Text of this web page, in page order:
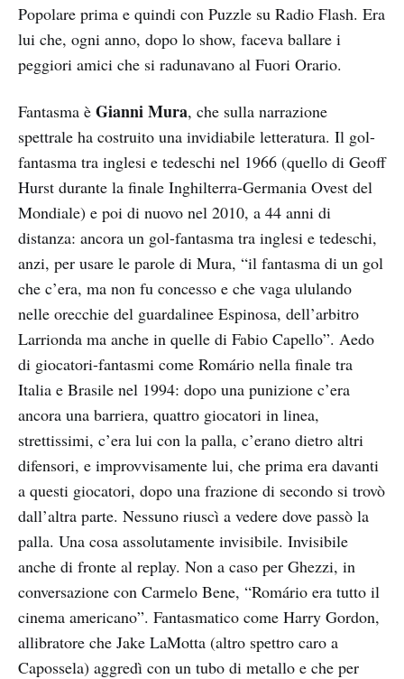
Popolare prima e quindi con Puzzle su Radio Flash. Era
lui che, ogni anno, dopo lo show, faceva ballare i
peggiori amici che si radunavano al Fuori Orario.
Fantasma è Gianni Mura, che sulla narrazione
spettrale ha costruito una invidiabile letteratura. Il gol-
fantasma tra inglesi e tedeschi nel 1966 (quello di Geoff
Hurst durante la finale Inghilterra-Germania Ovest del
Mondiale) e poi di nuovo nel 2010, a 44 anni di
distanza: ancora un gol-fantasma tra inglesi e tedeschi,
anzi, per usare le parole di Mura, “il fantasma di un gol
che c’era, ma non fu concesso e che vaga ululando
nelle orecchie del guardalinee Espinosa, dell’arbitro
Larrionda ma anche in quelle di Fabio Capello”. Aedo
di giocatori-fantasmi come Romário nella finale tra
Italia e Brasile nel 1994: dopo una punizione c’era
ancora una barriera, quattro giocatori in linea,
strettissimi, c’era lui con la palla, c’erano dietro altri
difensori, e improvvisamente lui, che prima era davanti
a questi giocatori, dopo una frazione di secondo si trovò
dall’altra parte. Nessuno riuscì a vedere dove passò la
palla. Una cosa assolutamente invisibile. Invisibile
anche di fronte al replay. Non a caso per Ghezzi, in
conversazione con Carmelo Bene, “Romário era tutto il
cinema americano”. Fantasmatico come Harry Gordon,
allibratore che Jake LaMotta (altro spettro caro a
Capossela) aggredì con un tubo di metallo e che per